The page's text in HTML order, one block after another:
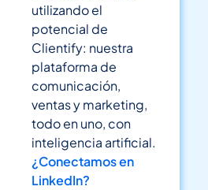
utilizando el
potencial de
Clientify: nuestra
plataforma de
comunicación,
ventas y marketing,
todo en uno, con
inteligencia artificial.
¿Conectamos en
LinkedIn?